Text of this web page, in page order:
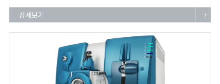
상세보기 →